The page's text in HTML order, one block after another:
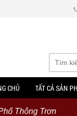
CHỦ TẤT CẢ SẢN
Thông Trơn